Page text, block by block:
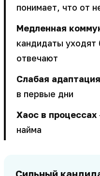
понимает, что от
Медленная
кандидаты
отвечают
Слабая адаптация
в первые дни
Хаос в процессах
найма